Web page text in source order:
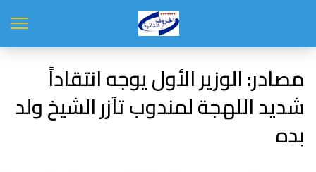
مصادر: الوزير الأول يوجه انتقاداً
شديد اللهجة لمندوب تآزر الشيخ ولد
بده